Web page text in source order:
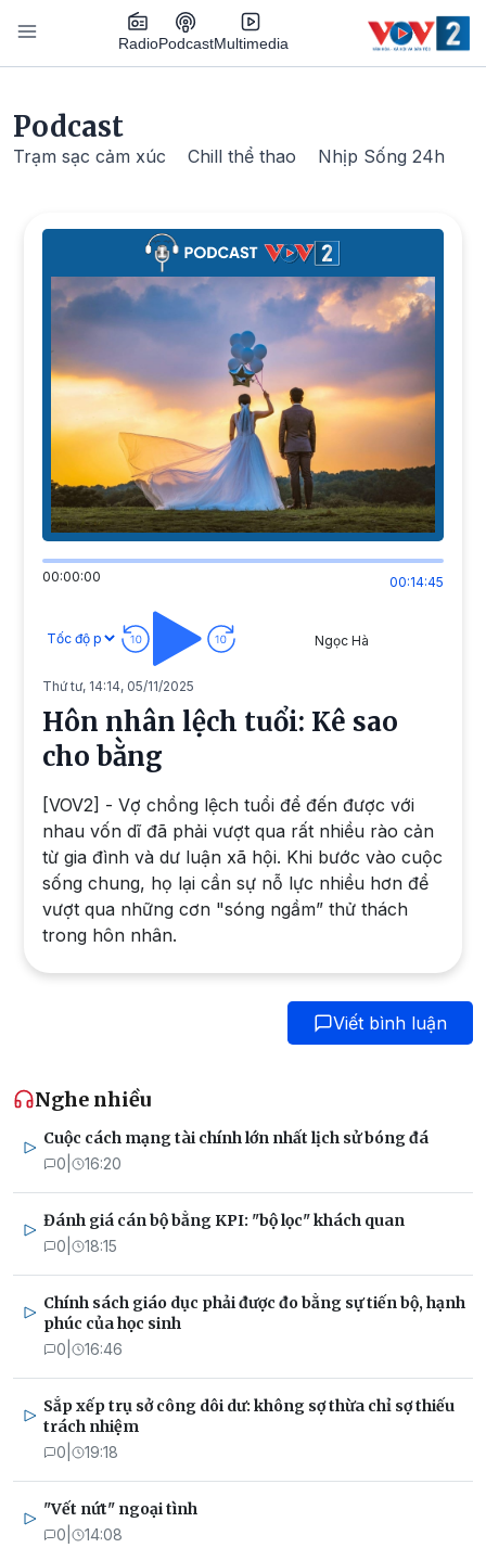
Nhảy đến nội dung
RadioPodcastMultimedia
Podcast
Trạm sạc cảm xúc Chill thể thao Nhịp Sống 24h
00:00:00 00:14:45
Ngọc Hà
Thứ tư, 14:14, 05/11/2025
Hôn nhân lệch tuổi: Kê sao
cho bằng
[VOV2] - Vợ chồng lệch tuổi để đến được với
nhau vốn dĩ đã phải vượt qua rất nhiều rào cản
từ gia đình và dư luận xã hội. Khi bước vào cuộc
sống chung, họ lại cần sự nỗ lực nhiều hơn để
vượt qua những cơn "sóng ngầm” thử thách
trong hôn nhân.
Viết bình luận
Nghe nhiều
Cuộc cách mạng tài chính lớn nhất lịch sử bóng đá
0 16:20
Đánh giá cán bộ bằng KPI: "bộ lọc" khách quan
0 18:15
Chính sách giáo dục phải được đo bằng sự tiến bộ, hạnh
phúc của học sinh
0 16:46
Sắp xếp trụ sở công dôi dư: không sợ thừa chỉ sợ thiếu
trách nhiệm
0 19:18
"Vết nứt" ngoại tình
0 14:08